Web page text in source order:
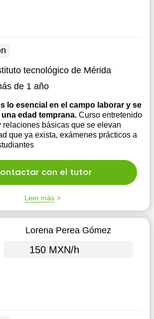
tecnológico de Mérida
de 1 año
lo esencial en el campo laborar y se
edad temprana. Curso entretenido
relaciones básicas que se elevan
que ya exista, exámenes prácticos a
con el tutor
Leer más
Lorena Perea Gómez
150 MXN/h